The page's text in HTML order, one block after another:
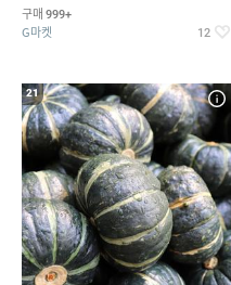
구매 999+
G마켓 12
21